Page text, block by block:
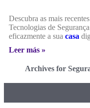
Descubra as mais
Tecnologias de
eficazmente a sua casa
Leer más »
Archives for